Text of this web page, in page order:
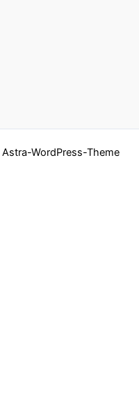
Astra-WordPress-Theme